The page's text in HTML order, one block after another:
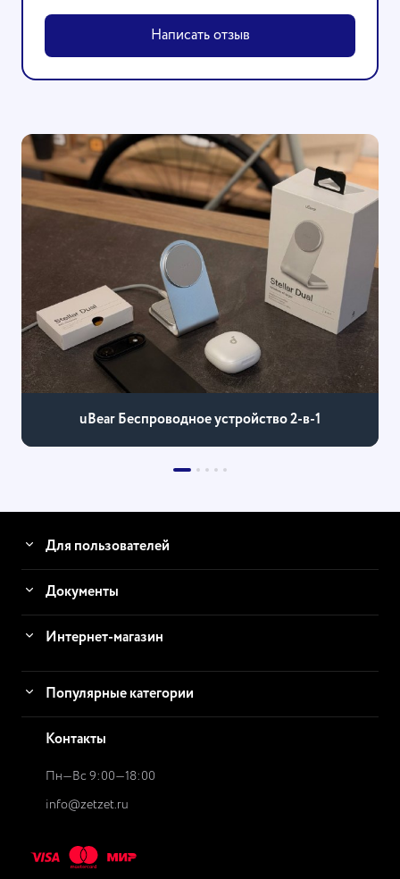
Написать отзыв
uBear Беспроводное устройство 2-в-1
Для пользователей
Документы
Интернет-магазин
Популярные категории
Контакты
Пн—Вс 9:00—18:00
info@zetzet.ru